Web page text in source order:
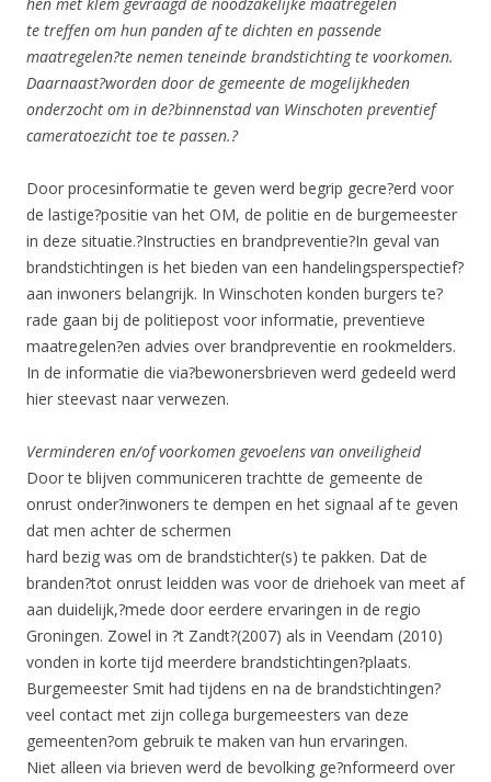
te treffen om hun panden af te dichten en passende
maatregelen?te nemen teneinde brandstichting te voorkomen.
Daarnaast?worden door de gemeente de mogelijkheden
onderzocht om in de?binnenstad van Winschoten preventief
cameratoezicht toe te passen.?
Door procesinformatie te geven werd begrip gecre?erd voor
de lastige?positie van het OM, de politie en de burgemeester
in deze situatie.?Instructies en brandpreventie?In geval van
brandstichtingen is het bieden van een handelingsperspectief?
aan inwoners belangrijk. In Winschoten konden burgers te?
rade gaan bij de politiepost voor informatie, preventieve
maatregelen?en advies over brandpreventie en rookmelders.
In de informatie die via?bewonersbrieven werd gedeeld werd
hier steevast naar verwezen.
Verminderen en/of voorkomen gevoelens van onveiligheid
Door te blijven communiceren trachtte de gemeente de
onrust onder?inwoners te dempen en het signaal af te geven
dat men achter de schermen
hard bezig was om de brandstichter(s) te pakken. Dat de
branden?tot onrust leidden was voor de driehoek van meet af
aan duidelijk,?mede door eerdere ervaringen in de regio
Groningen. Zowel in ?t Zandt?(2007) als in Veendam (2010)
vonden in korte tijd meerdere brandstichtingen?plaats.
Burgemeester Smit had tijdens en na de brandstichtingen?
veel contact met zijn collega burgemeesters van deze
gemeenten?om gebruik te maken van hun ervaringen.
Niet alleen via brieven werd de bevolking ge?nformeerd over